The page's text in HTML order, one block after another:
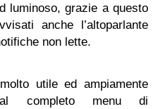
luminoso, grazie a questo
anche l’altoparlante
non lette.
utile ed ampiamente
al completo menu di